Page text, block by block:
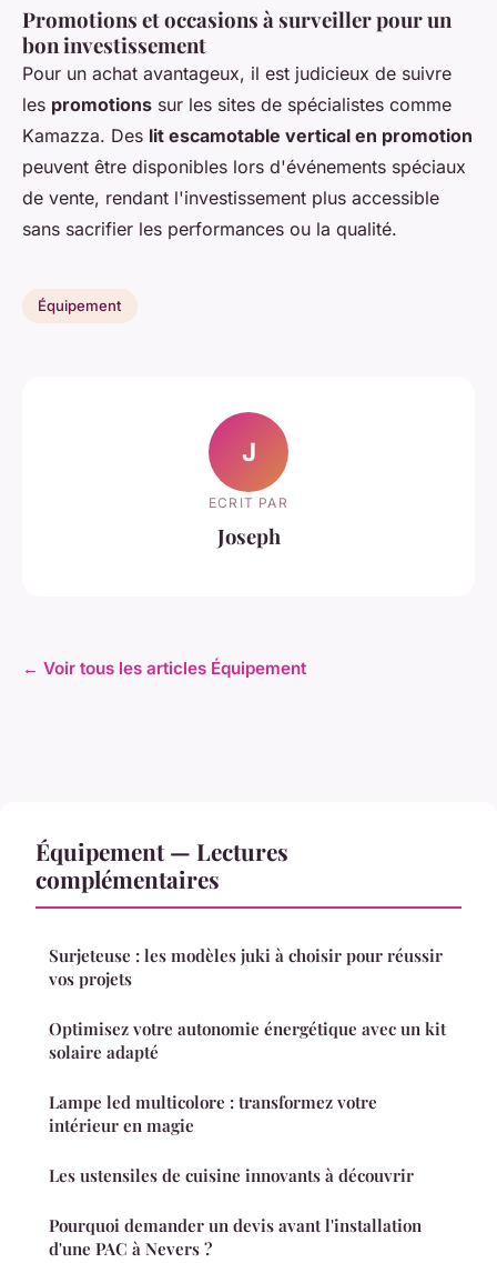
Promotions et occasions à surveiller pour un
bon investissement
Pour un achat avantageux, il est judicieux de suivre
les promotions sur les sites de spécialistes comme
Kamazza. Des lit escamotable vertical en promotion
peuvent être disponibles lors d'événements spéciaux
de vente, rendant l'investissement plus accessible
sans sacrifier les performances ou la qualité.
Équipement
J
ECRIT PAR
Joseph
← Voir tous les articles Équipement
Équipement — Lectures
complémentaires
Surjeteuse : les modèles juki à choisir pour réussir
vos projets
Optimisez votre autonomie énergétique avec un kit
solaire adapté
Lampe led multicolore : transformez votre
intérieur en magie
Les ustensiles de cuisine innovants à découvrir
Pourquoi demander un devis avant l'installation
d'une PAC à Nevers ?